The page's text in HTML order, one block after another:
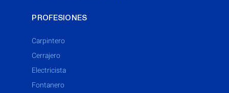
PROFESIONES
Carpintero
Cerrajero
Electricista
Fontanero